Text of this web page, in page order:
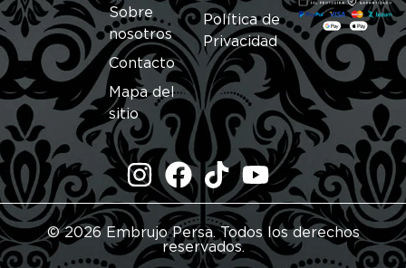
Sobre
nosotros
Contacto
Mapa del
sitio
Política de
Privacidad
© 2026 Embrujo Persa. Todos los derechos
reservados.